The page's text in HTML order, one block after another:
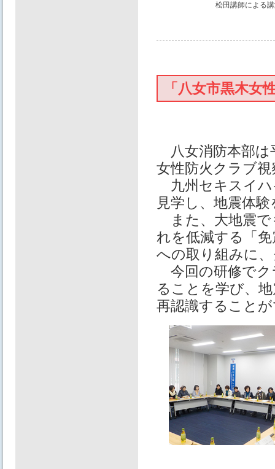
松田講師による
「八女市黒木女
八女消防本部は
女性防火クラブ
九州セキスイハ
見学し、地震体
また、大地震で
れを低減する「
への取り組みに
今回の研修でク
ることを学び、
再認識すること